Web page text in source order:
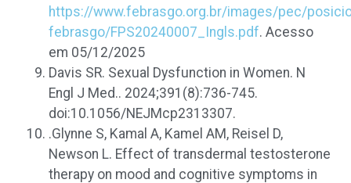
https://www.febrasgo.org.br/images/pec/
febrasgo/FPS20240007_Ingls.pdf. Acesso
em 05/12/2025
Davis SR. Sexual Dysfunction in Women. N
Engl J Med.. 2024;391(8):736-745.
doi:10.1056/NEJMcp2313307.
.Glynne S, Kamal A, Kamel AM, Reisel D,
Newson L. Effect of transdermal testosterone
therapy on mood and cognitive symptoms in